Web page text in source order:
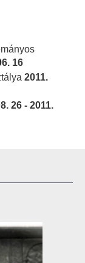
16
2011.
26 - 2011.